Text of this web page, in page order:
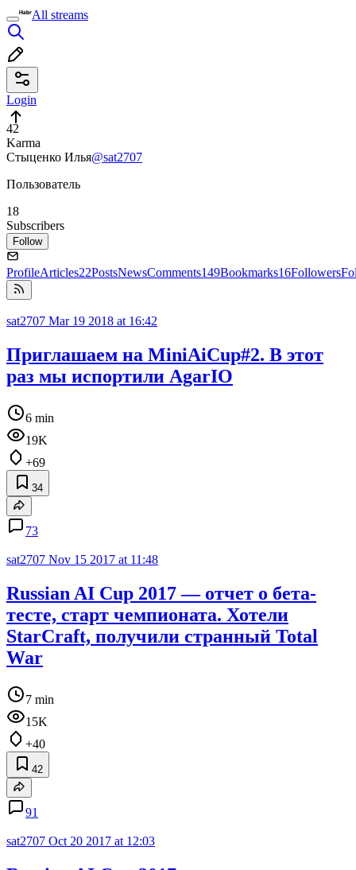
All streams
Login
42
Karma
Стыценко Илья@sat2707
Пользователь
18
Subscribers
Follow
ProfileArticles22PostsNewsComments149Bookmarks16Followers
sat2707 Mar 19 2018 at 16:42
Приглашаем на MiniAiCup#2. В этот
раз мы испортили AgarIO
6 min
19K
+69
34
73
sat2707 Nov 15 2017 at 11:48
Russian AI Cup 2017 — отчет о бета-
тесте, старт чемпионата. Хотели
StarCraft, получили странный Total
War
7 min
15K
+40
42
91
sat2707 Oct 20 2017 at 12:03